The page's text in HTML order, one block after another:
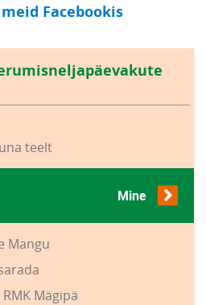
Facebookis
teelt
Mine
Mangu
Mägipä